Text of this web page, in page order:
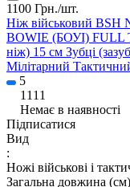
1100 Грн./шт.
Ніж військовий BSH
BOWIE (БОУІ) FULL
ніж) 15 см Зубці
Мілітарний
5
1111
Немає в наявності
Підписатися
Вид
:
Ножі військові і
Загальна довжина (см)